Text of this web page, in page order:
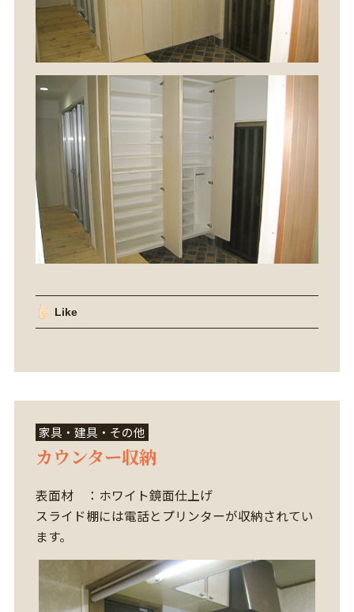
Like
家具・建具・その他
カウンター収納
表面材 ：ホワイト鏡面仕上げ
スライド棚には電話とプリンターが収納されてい
ます。